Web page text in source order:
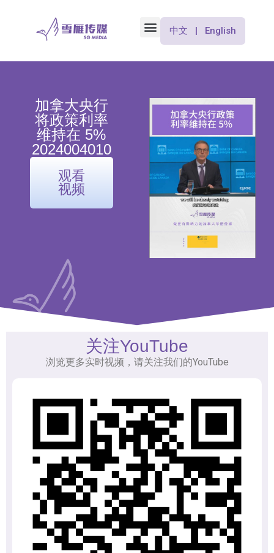
中文 | English
加拿大央行
将政策利率
维持在 5%
2024004010
观看
视频
关注YouTube
浏览更多实时视频，请关注我们的YouTube